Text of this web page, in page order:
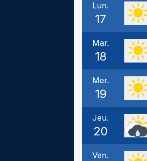
Lun.
17
Mar.
18
Mer.
19
Jeu.
20
Ven.